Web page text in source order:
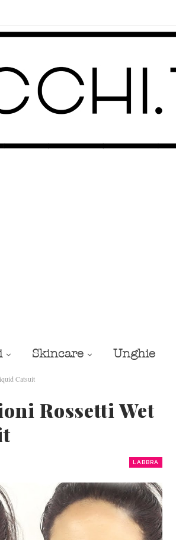
Skincare Unghie
Catsuit
Rossetti Wet
LABBRA